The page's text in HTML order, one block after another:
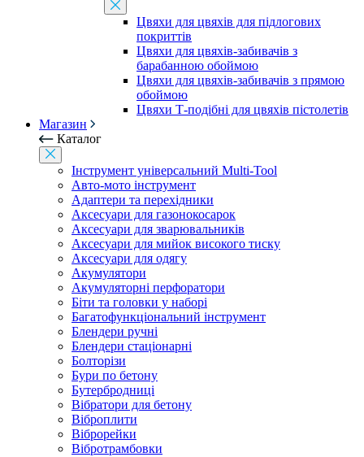
Цвяхи для цвяхів для підлогових
покриттів
Цвяхи для цвяхів-забивачів з
барабанною обоймою
Цвяхи для цвяхів-забивачів з прямою
обоймою
Цвяхи Т-подібні для цвяхів пістолетів
Магазин
Каталог
Інструмент універсальний Multi-Tool
Авто-мото інструмент
Адаптери та перехідники
Аксесуари для газонокосарок
Аксесуари для зварювальників
Аксесуари для мийок високого тиску
Аксесуари для одягу
Акумулятори
Акумуляторні перфоратори
Біти та головки у наборі
Багатофункціональний інструмент
Блендери ручні
Блендери стаціонарні
Болторізи
Бури по бетону
Бутербродниці
Вібратори для бетону
Віброплити
Віброрейки
Вібротрамбовки